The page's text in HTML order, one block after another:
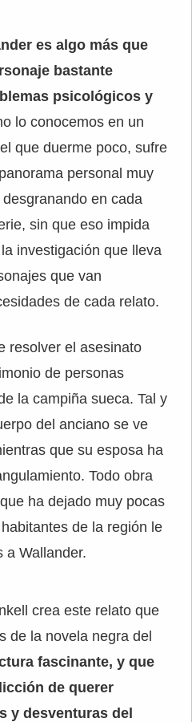
es algo más que
bastante
psicológicos y
lo conocemos en un
que duerme poco, sufre
personal muy
en cada
sin que eso impida
investigación que lleva
que van
de cada relato.
resolver el asesinato
de personas
la campiña sueca. Tal y
del anciano se ve
que su esposa ha
Todo obra
ha dejado muy pocas
de la región le
a Wallander.
crea este relato que
de la novela negra del
fascinante, y que
de querer
y desventuras del